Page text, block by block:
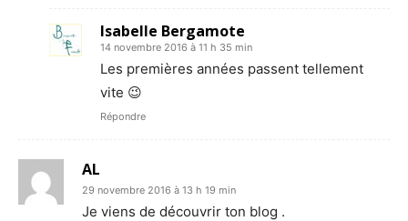
Isabelle Bergamote
14 novembre 2016 à 11 h 35 min
Les premières années passent tellement
vite 😉
Répondre
AL
29 novembre 2016 à 13 h 19 min
Je viens de découvrir ton blog .